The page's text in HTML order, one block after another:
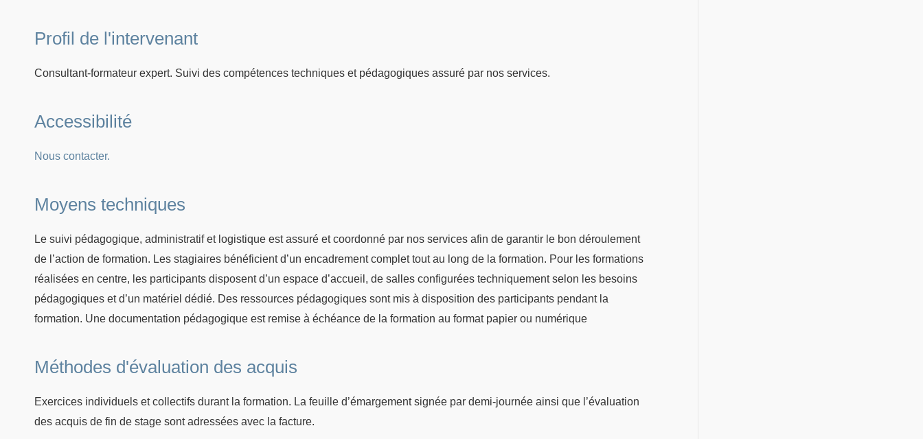
Profil de l'intervenant
Consultant-formateur expert. Suivi des compétences techniques et pédagogiques assuré par nos services.
Accessibilité
Nous contacter.
Moyens techniques
Le suivi pédagogique, administratif et logistique est assuré et coordonné par nos services afin de garantir le bon déroulement
de l’action de formation. Les stagiaires bénéficient d’un encadrement complet tout au long de la formation. Pour les formations
réalisées en centre, les participants disposent d’un espace d’accueil, de salles configurées techniquement selon les besoins
pédagogiques et d’un matériel dédié. Des ressources pédagogiques sont mis à disposition des participants pendant la
formation. Une documentation pédagogique est remise à échéance de la formation au format papier ou numérique
Méthodes d'évaluation des acquis
Exercices individuels et collectifs durant la formation. La feuille d’émargement signée par demi-journée ainsi que l’évaluation
des acquis de fin de stage sont adressées avec la facture.